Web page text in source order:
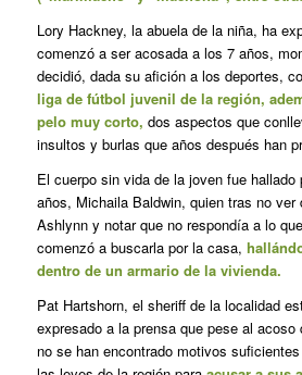
Lory Hackney, la abuela de la niña, ha
comenzó a ser acosada a los 7 años,
decidió, dada su afición a los deportes,
liga de fútbol juvenil de la región,
pelo muy corto, dos aspectos que
insultos y burlas que años después han
El cuerpo sin vida de la joven fue hallado
años, Michaila Baldwin, quien tras no ver
Ashlynn y notar que no respondía a lo
comenzó a buscarla por la casa,
dentro de un armario de la vivienda.
Pat Hartshorn, el sheriff de la localidad
expresado a la prensa que pese al
no se han encontrado motivos